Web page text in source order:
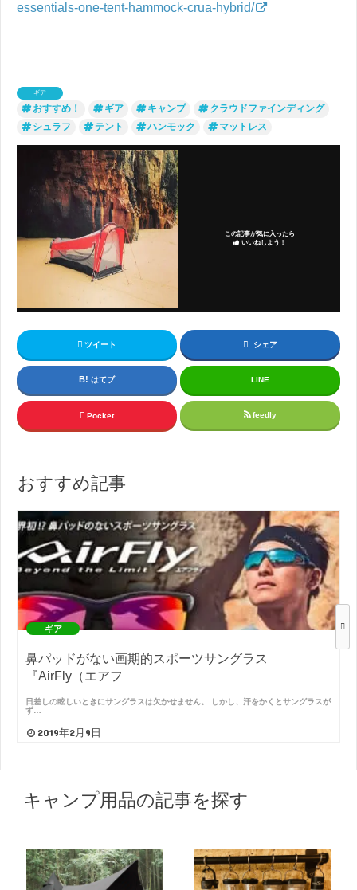
essentials-one-tent-hammock-crua-hybrid/
ギア
おすすめ！ ギア キャンプ
クラウドファインディング
シュラフ
テント ハンモック マットレス
この記事が気に入ったら
いいねしよう！
ツイート シェア
はてブ LINE
Pocket feedly
おすすめ記事
ギア
鼻パッドがない画期的スポーツサングラス
『AirFly（エアフ
日差しの眩しいときにサングラスは欠かせません。 しかし、汗をかくとサングラスが
ず…
2019年2月9日
キャンプ用品の記事を探す